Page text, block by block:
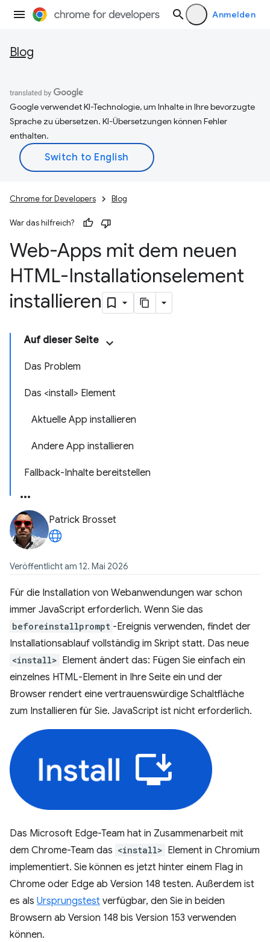
Anmelden
Blog
Google verwendet KI-Technologie, um Inhalte in Ihre bevorzugte
Sprache zu übersetzen. KI-Übersetzungen können Fehler
enthalten.
Chrome for Developers Blog
War das hilfreich?
Web-Apps mit dem neuen
HTML-Installationselement
installieren
Auf dieser Seite
Das Problem
Das <install> Element
Aktuelle App installieren
Andere App installieren
Fallback-Inhalte bereitstellen
Patrick Brosset
Veröffentlicht am 12. Mai 2026
Für die Installation von Webanwendungen war schon
immer JavaScript erforderlich. Wenn Sie das
beforeinstallprompt -Ereignis verwenden, findet der
Installationsablauf vollständig im Skript statt. Das neue
<install> Element ändert das: Fügen Sie einfach ein
einzelnes HTML-Element in Ihre Seite ein und der
Browser rendert eine vertrauenswürdige Schaltfläche
zum Installieren für Sie. JavaScript ist nicht erforderlich.
Das Microsoft Edge-Team hat in Zusammenarbeit mit
dem Chrome-Team das <install> Element in Chromium
implementiert. Sie können es jetzt hinter einem Flag in
Chrome oder Edge ab Version 148 testen. Außerdem ist
es als Ursprungstest verfügbar, den Sie in beiden
Browsern ab Version 148 bis Version 153 verwenden
können.